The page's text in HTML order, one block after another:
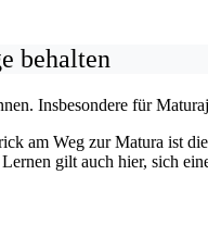
behalten
Insbesondere für
am Weg zur Matura ist
gilt auch hier, sich